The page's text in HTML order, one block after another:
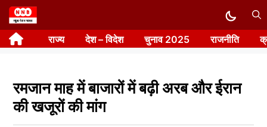
Skip
to
content राज्य देश – विदेश चुनाव 2025 राजनीति
रमजान माह में बाजारों में बढ़ी अरब और ईरान
की खजूरों की मांग